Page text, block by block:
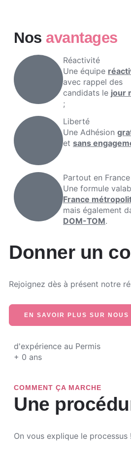
Nos avantages
Réactivité
Une équipe
avec rappel des
candidats le jour
;
Liberté
Une Adhésion
et sans
Partout en France
Une formule
France
mais également
DOM-TOM.
Donner un
Rejoignez dès à présent notre
EN SAVOIR PLUS SUR NOUS
d'expérience au Permis
+ 0 ans
COMMENT ÇA MARCHE
Une
On vous explique le processus !